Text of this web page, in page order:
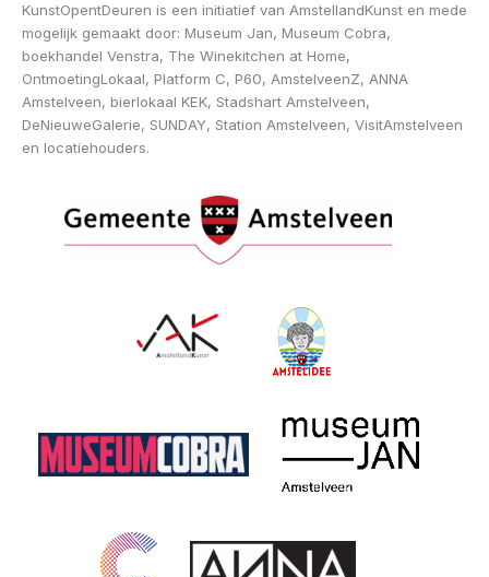
KunstOpentDeuren is een initiatief van AmstellandKunst en mede
mogelijk gemaakt door: Museum Jan, Museum Cobra,
boekhandel Venstra, The Winekitchen at Home,
OntmoetingLokaal, Platform C, P60, AmstelveenZ, ANNA
Amstelveen, bierlokaal KEK, Stadshart Amstelveen,
DeNieuweGalerie, SUNDAY, Station Amstelveen, VisitAmstelveen
en locatiehouders.